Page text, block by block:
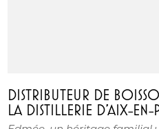
DISTRIBUTEUR DE
LA DISTILLERIE D'AIX-